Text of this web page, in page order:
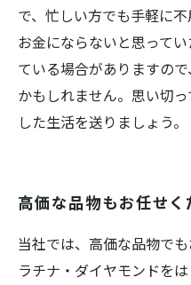
で、忙しい方でも手軽に不
お金にならないと思って
ている場合がありますの
かもしれません。思い切
した生活を送りましょう。
高価な品物もお任せく
当社では、高価な品物で
ラチナ・ダイヤモンドを